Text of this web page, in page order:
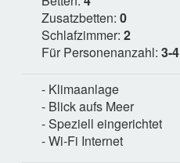
Zusatzbetten: 0
Schlafzimmer: 2
Für Personenanzahl: 3-4
- Klimaanlage
- Blick aufs Meer
- Speziell eingerichtet
- Wi-Fi Internet